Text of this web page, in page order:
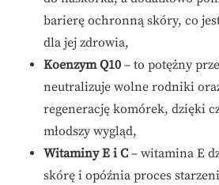
barierę ochronną skóry, co
dla jej zdrowia,
Koenzym Q10 – to potężny
neutralizuje wolne rodniki
regenerację komórek, dzięki
młodszy wygląd,
Witaminy E i C – witamina E
skórę i opóźnia proces